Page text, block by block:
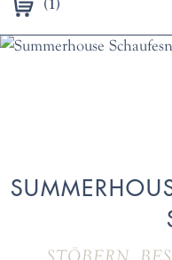
(1)
STÖBERN,